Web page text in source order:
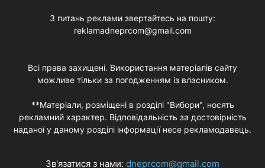
З питань реклами звертайтесь на пошту:
reklamadneprcom@gmail.com
Всі права захищені. Використання матеріалів сайту
можливе тільки за погодженням із власником.
**Матеріали, розміщені в розділі "Вибори", носять
рекламний характер. Відповідальність за достовірність
наданої у даному розділі інформації несе рекламодавець.
Зв'язатися з нами: dneprcom@gmail.com